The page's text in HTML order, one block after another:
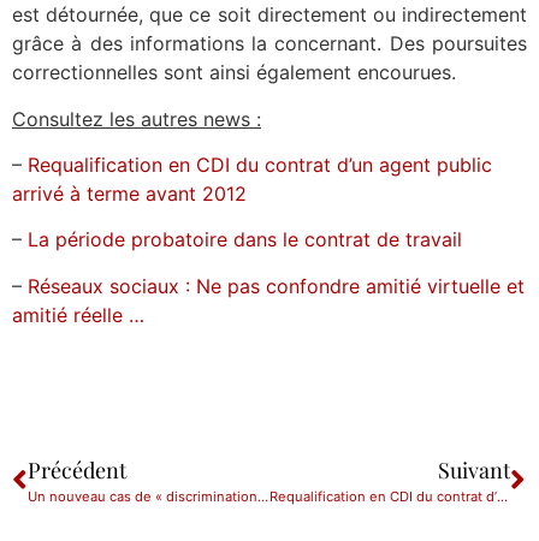
est détournée, que ce soit directement ou indirectement
grâce à des informations la concernant. Des poursuites
correctionnelles sont ainsi également encourues.
Consultez les autres news :
– Requalification en CDI du contrat d’un agent public
arrivé à terme avant 2012
– La période probatoire dans le contrat de travail
– Réseaux sociaux : Ne pas confondre amitié virtuelle et
amitié réelle …
Précédent
Un nouveau cas de « discrimination » vient d’être créé
Suivant
Requalification en CDI du contrat d’un agent public arrivé à terme avant 2012